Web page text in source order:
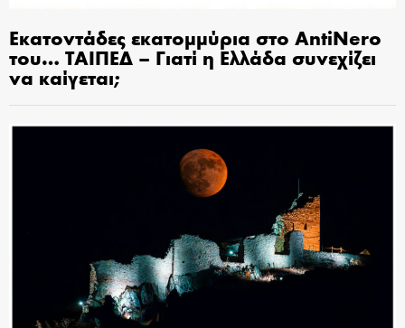
Εκατοντάδες εκατομμύρια στο AntiNero
του… ΤΑΙΠΕΔ – Γιατί η Ελλάδα συνεχίζει
να καίγεται;